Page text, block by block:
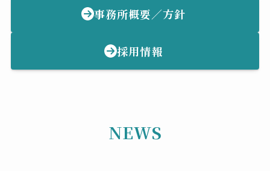
事務所概要／方針
採用情報
NEWS